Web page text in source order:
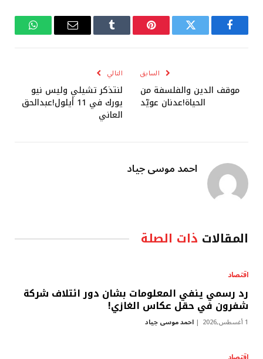
فيسبوك تويتر بينتيريستTumblr
البريد
واتساب
السابق
موقف الدين والفلسفة من
الحياة!عدنان عويّد
التالي
لنتذكر تشيلي وليس نيو
يورك في 11 أيلول!عبدالحق
العاني
احمد موسى جياد
المقالات ذات الصلة
اقتصاد
رد رسمي ينفي المعلومات بشان دور ائتلاف شركة
شفرون في حقل عكاس الغازي!
1 أغسطس,2026 احمد موسى جياد